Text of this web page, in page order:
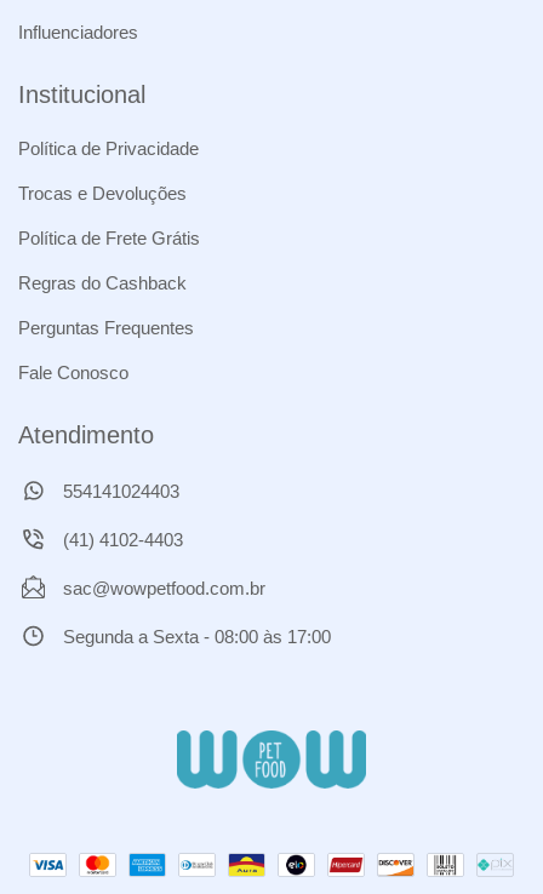
Influenciadores
Institucional
Política de Privacidade
Trocas e Devoluções
Política de Frete Grátis
Regras do Cashback
Perguntas Frequentes
Fale Conosco
Atendimento
554141024403
(41) 4102-4403
sac@wowpetfood.com.br
Segunda a Sexta - 08:00 às 17:00